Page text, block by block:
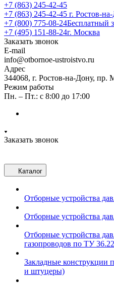
+7 (863) 245-42-45
+7 (863) 245-42-45 г. Ростов-
+7 (800) 775-08-24Бесплатный
+7 (495) 151-88-24г. Москва
Заказать звонок
E-mail
info@otbornoe-ustroistvo.ru
Адрес
344068, г. Ростов-на-Дону,
Режим работы
Пн. – Пт.: с 8:00 до 17:00
Заказать звонок
Каталог
Отборные устройства
Отборные устройства
Отборные устройства
газопроводов по ТУ
Закладные конструкции
и штуцеры)